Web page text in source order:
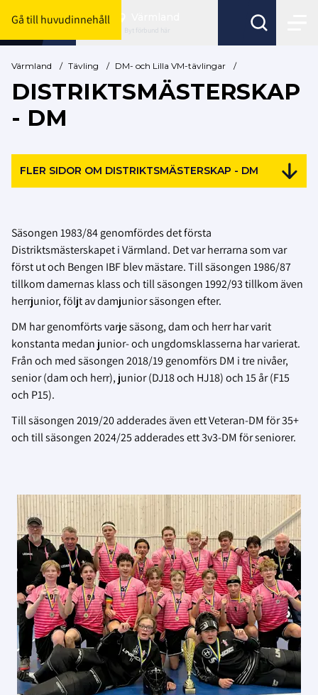
Gå till huvudinnehåll
Byt förbund här
Värmland / Tävling / DM- och Lilla VM-tävlingar /
DISTRIKTSMÄSTERSKAP
- DM
FLER SIDOR OM DISTRIKTSMÄSTERSKAP - DM
Säsongen 1983/84 genomfördes det första
Distriktsmästerskapet i Värmland. Det var herrarna som var
först ut och Bengen IBF blev mästare. Till säsongen 1986/87
tillkom damernas klass och till säsongen 1992/93 tillkom även
herrjunior, följt av damjunior säsongen efter.
DM har genomförts varje säsong, dam och herr har varit
konstanta medan junior- och ungdomsklasserna har varierat.
Från och med säsongen 2018/19 genomförs DM i tre nivåer,
senior (dam och herr), junior (DJ18 och HJ18) och 15 år (F15
och P15).
Till säsongen 2019/20 adderades även ett Veteran-DM för 35+
och till säsongen 2024/25 adderades ett 3v3-DM för seniorer.